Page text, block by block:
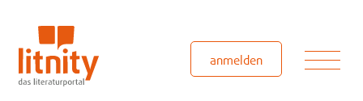
springen
anmelden